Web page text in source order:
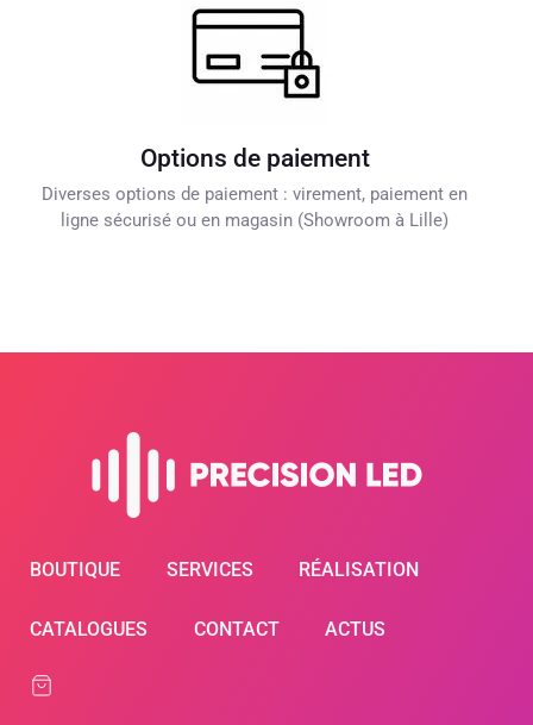
Options de paiement
Diverses options de paiement : virement, paiement en
ligne sécurisé ou en magasin (Showroom à Lille)
BOUTIQUE SERVICES RÉALISATION
CATALOGUES CONTACT ACTUS